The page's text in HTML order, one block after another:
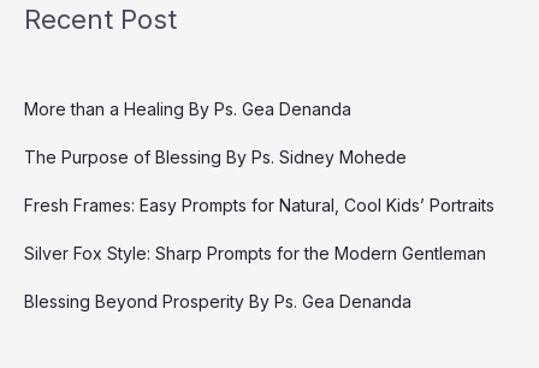
Recent Post
More than a Healing By Ps. Gea Denanda
The Purpose of Blessing By Ps. Sidney Mohede
Fresh Frames: Easy Prompts for Natural, Cool Kids’ Portraits
Silver Fox Style: Sharp Prompts for the Modern Gentleman
Blessing Beyond Prosperity By Ps. Gea Denanda